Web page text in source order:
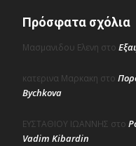
Πρόσφατα σχόλια
Μασμανιδου Ελενη στο
κατερινα Μαρκακη στο
Bychkova
ΕΥΣΤΑΘΙΟΥ ΙΩΑΝΝΗΣ στο
Vadim Kibardin